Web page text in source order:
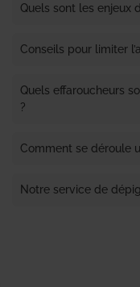
Quels sont les enjeux
Conseils pour limiter
Quels effaroucheurs
?
Comment se déroule
Notre service de